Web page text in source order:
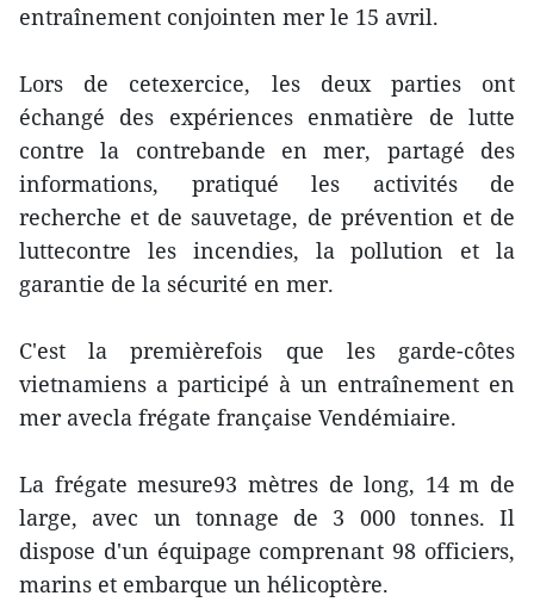
entraînement conjointen mer le 15 avril.
Lors de cetexercice, les deux parties ont
échangé des expériences enmatière de lutte
contre la contrebande en mer, partagé des
informations, pratiqué les activités de
recherche et de sauvetage, de prévention et de
luttecontre les incendies, la pollution et la
garantie de la sécurité en mer.
C'est la premièrefois que les garde-côtes
vietnamiens a participé à un entraînement en
mer avecla frégate française Vendémiaire.
La frégate mesure93 mètres de long, 14 m de
large, avec un tonnage de 3 000 tonnes. Il
dispose d'un équipage comprenant 98 officiers,
marins et embarque un hélicoptère.